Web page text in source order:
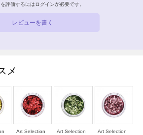
評価するには ログインが必要です。
レビューを書く
メ
Art Selection
Art Selection
Art Selection